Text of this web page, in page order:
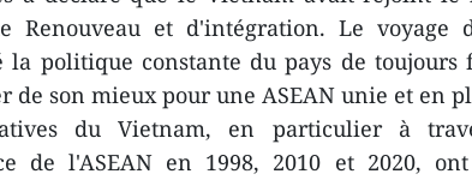
Renouveau et d'intégration. Le
la politique constante du pays de toujours
de son mieux pour une ASEAN unie et en
du Vietnam, en particulier à
de l'ASEAN en 1998, 2010 et 2020,